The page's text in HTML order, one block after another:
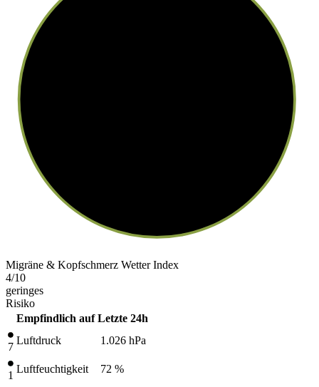
Migräne & Kopfschmerz Wetter Index
4/10
geringes
Risiko
Empfindlich auf Letzte 24h
7
Luftdruck 1.026 hPa
1
Luftfeuchtigkeit 72 %